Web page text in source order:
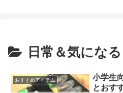
日常＆気にな
おすすめアイテム
小学生
とおす